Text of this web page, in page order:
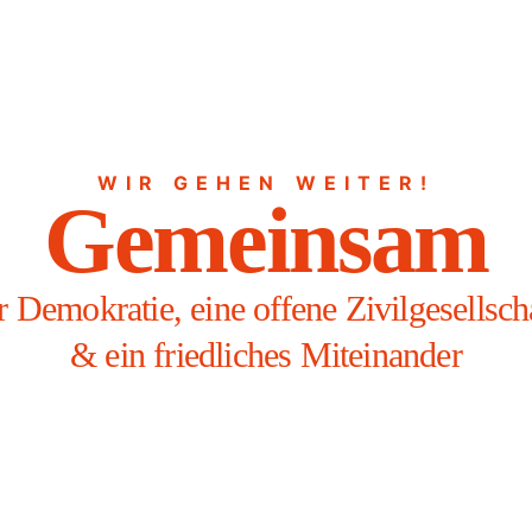
WIR GEHEN WEITER!
Gemeinsam
Demokratie, eine offene
& ein friedliches Miteinander